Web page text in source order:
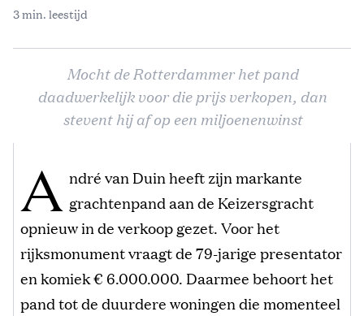
3 min. leestijd
Mocht de Rotterdammer het pand
daadwerkelijk voor die prijs verkopen, dan
stevent hij af op een miljoenenwinst
A ndré van Duin heeft zijn markante
grachtenpand aan de Keizersgracht
opnieuw in de verkoop gezet. Voor het
rijksmonument vraagt de 79-jarige presentator
en komiek € 6.000.000. Daarmee behoort het
pand tot de duurdere woningen die momenteel